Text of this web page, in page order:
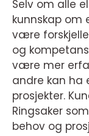
Selv om alle
kunnskap om
være
og
være mer
andre kan ha
prosjekter.
Ringsaker
behov og